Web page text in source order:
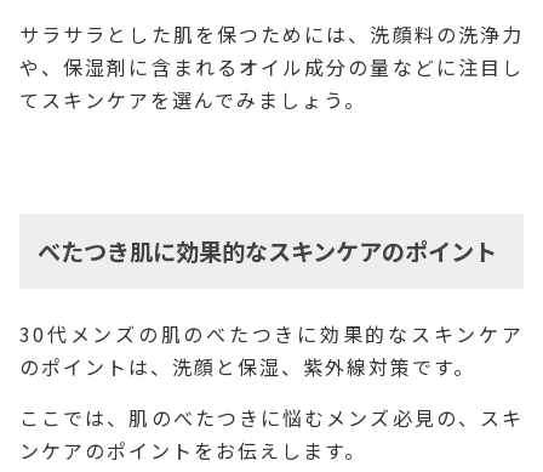
サラサラとした肌を保つためには、洗顔料の洗浄力
や、保湿剤に含まれるオイル成分の量などに注目し
てスキンケアを選んでみましょう。
べたつき肌に効果的なスキンケアのポイント
30代メンズの肌のべたつきに効果的なスキンケア
のポイントは、洗顔と保湿、紫外線対策です。
ここでは、肌のべたつきに悩むメンズ必見の、スキ
ンケアのポイントをお伝えします。